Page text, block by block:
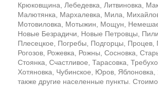
Крюковщина, Лебедевка, Литвиновка,
Малютянка, Мархалевка, Мила,
Мотовиловка, Мотыжин, Мощун,
Новые Безрадичи, Новые Петровцы,
Плесецкое, Погребы, Подгорцы, Процев,
Рогозов, Рожевка, Рожны, Сосновка,
Стоянка, Счастливое, Тарасовка,
Хотяновка, Чубинское, Юров, Яблоновка,
также другие населенные пункты.